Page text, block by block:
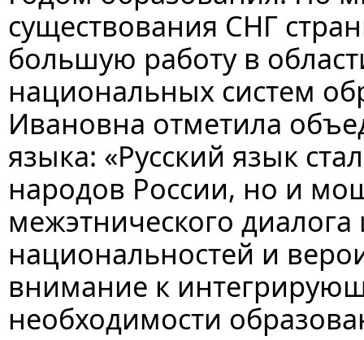
существования СНГ
большую работу в
национальных систем
Ивановна отметила
языка: «Русский язык
народов России, но и
межэтнического
национальностей и
внимание к
необходимости